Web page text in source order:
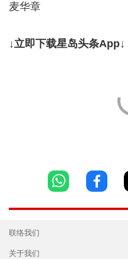
麦华章
↓立即下载星岛头条App↓
联络我们
关于我们